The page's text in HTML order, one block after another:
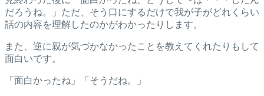
だろうね。」ただ、そう口にするだけで我が子がどれくらい
話の内容を理解したのかがわかったりします。
また、逆に親が気づかなかったことを教えてくれたりもして
面白いです。
「面白かったね」「そうだね。」